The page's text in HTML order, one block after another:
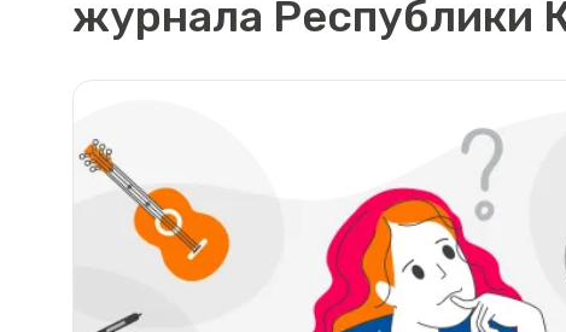
журнала Республики